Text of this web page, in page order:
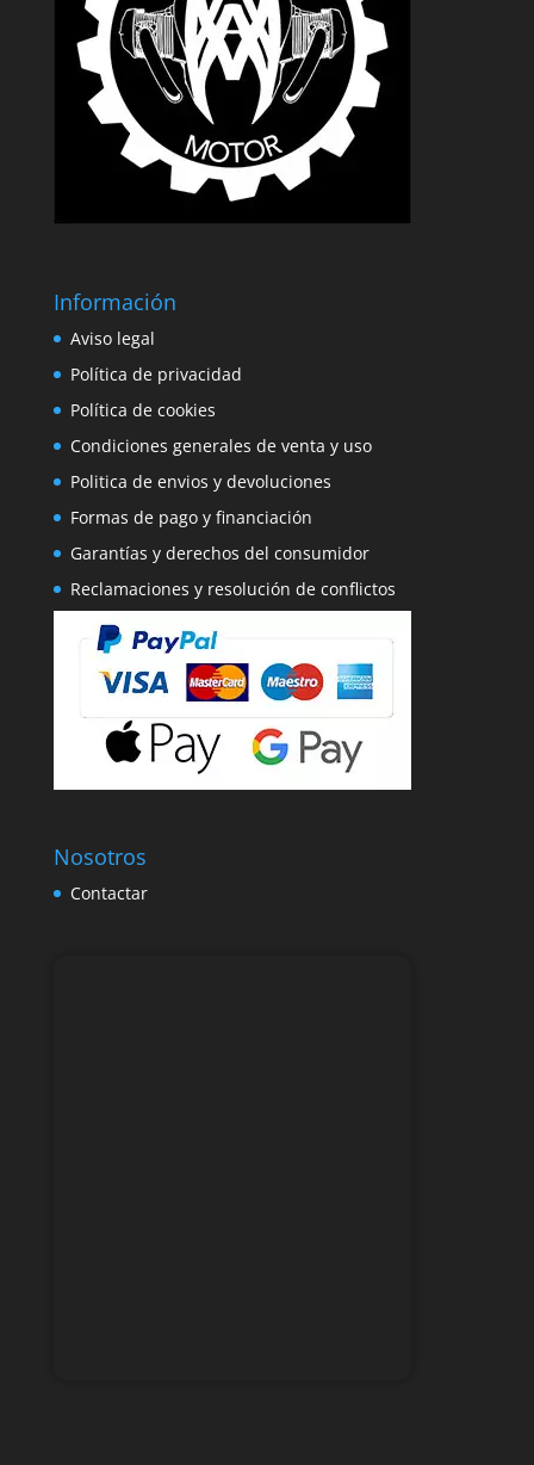
Información
Aviso legal
Política de privacidad
Política de cookies
Condiciones generales de venta y uso
Politica de envios y devoluciones
Formas de pago y financiación
Garantías y derechos del consumidor
Reclamaciones y resolución de conflictos
Nosotros
Contactar